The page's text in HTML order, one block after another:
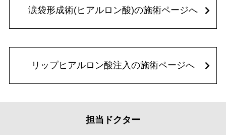
涙袋形成術(ヒアルロン酸)の施術ページへ
リップヒアルロン酸注入の施術ページへ
担当ドクター